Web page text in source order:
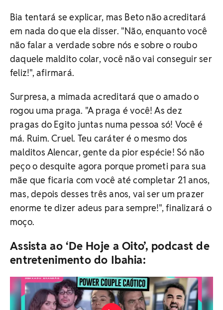
Bia tentará se explicar, mas Beto não acreditará
em nada do que ela disser. "Não, enquanto você
não falar a verdade sobre nós e sobre o roubo
daquele maldito colar, você não vai conseguir ser
feliz!", afirmará.
Surpresa, a mimada acreditará que o amado o
rogou uma praga. "A praga é você! As dez
pragas do Egito juntas numa pessoa só! Você é
má. Ruim. Cruel. Teu caráter é o mesmo dos
malditos Alencar, gente da pior espécie! Só não
peço o desquite agora porque prometi para sua
mãe que ficaria com você até completar 21 anos,
mas, depois desses três anos, vai ser um prazer
enorme te dizer adeus para sempre!", finalizará o
moço.
Assista ao ‘De Hoje a Oito’, podcast de
entretenimento do Ibahia: